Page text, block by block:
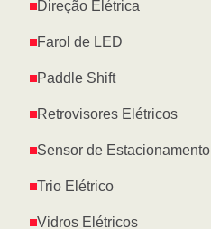
Direção Elétrica
Farol de LED
Paddle Shift
Retrovisores Elétricos
Sensor de Estacionamento
Trio Elétrico
Vidros Elétricos